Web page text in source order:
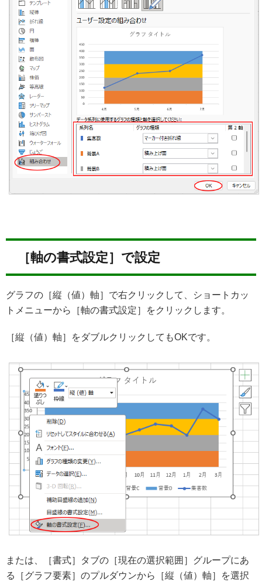
［軸の書式設定］で設定
グラフの［縦（値）軸］で右クリックして、ショートカッ
トメニューから［軸の書式設定］をクリックします。
［縦（値）軸］をダブルクリックしてもOKです。
または、［書式］タブの［現在の選択範囲］グループにあ
る［グラフ要素］のプルダウンから［縦（値）軸］を選択